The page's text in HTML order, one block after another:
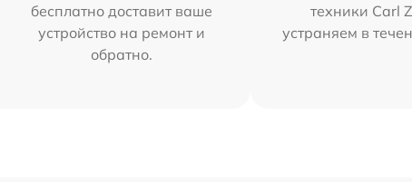
бесплатно доставит ваше
устройство на ремонт и
обратно.
техники Carl
устраняем в